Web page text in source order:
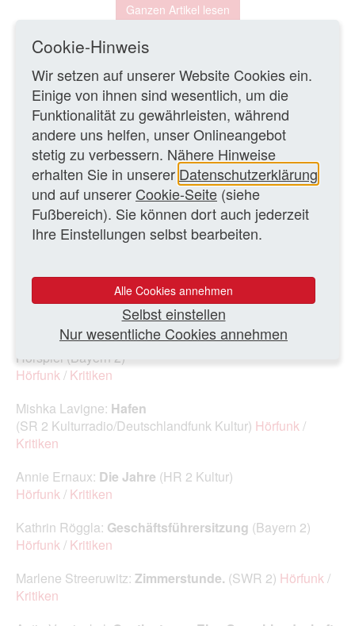
Ganzen Artikel lesen
ZURÜCK ZUR ÜBERSICHTSSEITE
WEITERE TEXTE
Ruth Johanna Benrath:GEH DICHT DICHTIG!
Hörspieldialog mit Elfriede Gerstl (Bayern 2)Hörfunk
Kritiken
sprach mich der Führer an“(NDR Kultur)
Kritiken
Virginie Despentes:Apokalypse Baby.2‑teiliges
Hörspiel (Bayern 2)
Hörfunk/ Kritiken
Mishka Lavigne: Hafen
(SR 2 Kulturradio/Deutschlandfunk Kultur) Hörfunk/
Kritiken
Annie Ernaux: Die Jahre (HR 2 Kultur)
Hörfunk/ Kritiken
Kathrin Röggla: Geschäftsführersitzung (Bayern 2)
Hörfunk/ Kritiken
Marlene Streeruwitz: Zimmerstunde. (SWR 2) Hörfunk/
Kritiken
Cookie-Hinweis
Wir setzen auf unserer Website Cookies ein.
Einige von ihnen sind wesentlich, um die
Funktionalität zu gewährleisten, während
andere uns helfen, unser Onlineangebot
stetig zu verbessern. Nähere Hinweise
erhalten Sie in unserer Datenschutzerklärung
und auf unserer Cookie-Seite (siehe
Fußbereich). Sie können dort auch jederzeit
Ihre Einstellungen selbst bearbeiten.
Alle Cookies annehmen
Selbst einstellen
Nur wesentliche Cookies annehmen